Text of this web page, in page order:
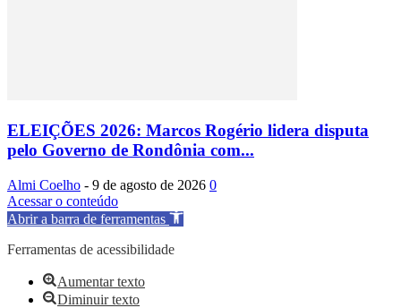
ELEIÇÕES 2026: Marcos Rogério lidera disputa
pelo Governo de Rondônia com...
Almi Coelho - 9 de agosto de 2026 0
Acessar o conteúdo
Abrir a barra de ferramentas
Ferramentas de acessibilidade
Aumentar texto
Diminuir texto